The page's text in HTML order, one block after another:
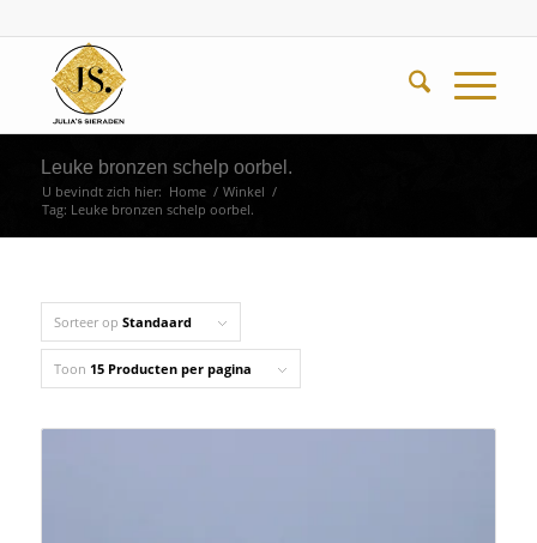
Leuke bronzen schelp oorbel.
U bevindt zich hier: Home / Winkel /
Tag: Leuke bronzen schelp oorbel.
Sorteer op Standaard
Toon 15 Producten per pagina